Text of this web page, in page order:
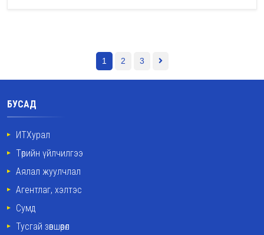
1 2 3
БУСАД
ИТХурал
Төрийн үйлчилгээ
Аялал жуулчлал
Агентлаг, хэлтэс
Сумд
Тусгай зөвшөөрөл